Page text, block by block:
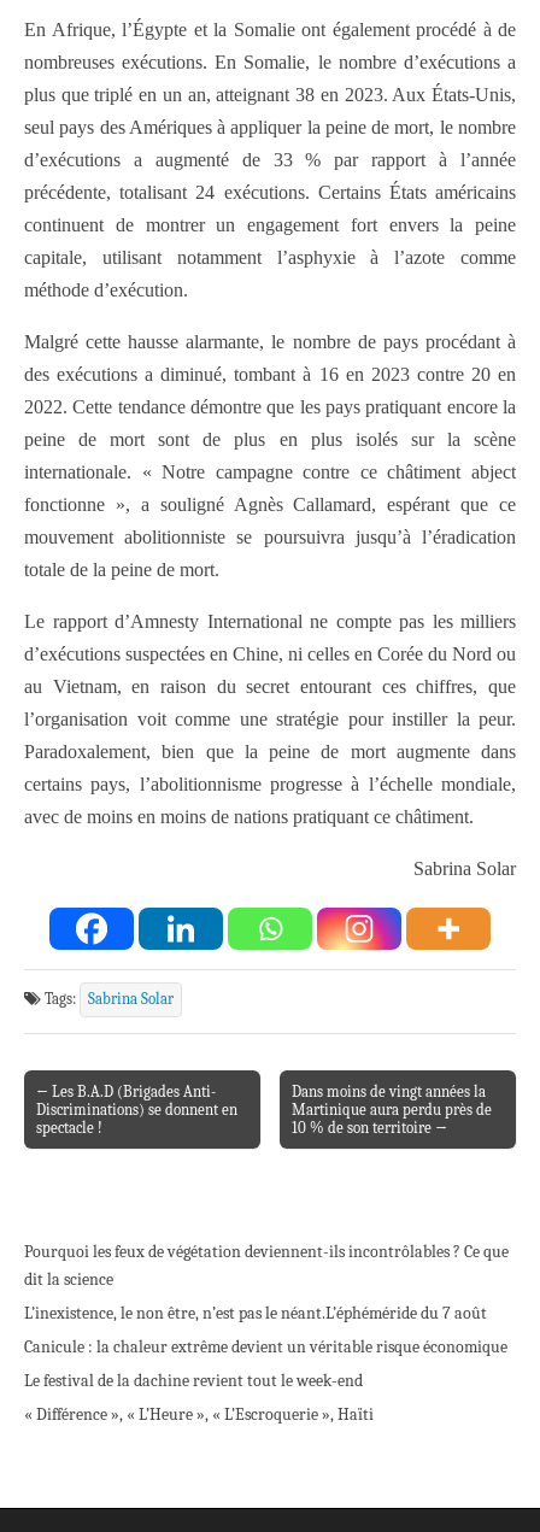
En Afrique, l’Égypte et la Somalie ont également procédé à de
nombreuses exécutions. En Somalie, le nombre d’exécutions a
plus que triplé en un an, atteignant 38 en 2023. Aux États-Unis,
seul pays des Amériques à appliquer la peine de mort, le nombre
d’exécutions a augmenté de 33 % par rapport à l’année
précédente, totalisant 24 exécutions. Certains États américains
continuent de montrer un engagement fort envers la peine
capitale, utilisant notamment l’asphyxie à l’azote comme
méthode d’exécution.
Malgré cette hausse alarmante, le nombre de pays procédant à
des exécutions a diminué, tombant à 16 en 2023 contre 20 en
2022. Cette tendance démontre que les pays pratiquant encore la
peine de mort sont de plus en plus isolés sur la scène
internationale. « Notre campagne contre ce châtiment abject
fonctionne », a souligné Agnès Callamard, espérant que ce
mouvement abolitionniste se poursuivra jusqu’à l’éradication
totale de la peine de mort.
Le rapport d’Amnesty International ne compte pas les milliers
d’exécutions suspectées en Chine, ni celles en Corée du Nord ou
au Vietnam, en raison du secret entourant ces chiffres, que
l’organisation voit comme une stratégie pour instiller la peur.
Paradoxalement, bien que la peine de mort augmente dans
certains pays, l’abolitionnisme progresse à l’échelle mondiale,
avec de moins en moins de nations pratiquant ce châtiment.
Sabrina Solar
Tags: Sabrina Solar
Post navigation
← Les B.A.D (Brigades Anti-
Discriminations) se donnent en
spectacle !
Dans moins de vingt années la
Martinique aura perdu près de
10 % de son territoire →
Pourquoi les feux de végétation deviennent-ils incontrôlables ? Ce que
dit la science
L’inexistence, le non être, n’est pas le néant.L’éphéméride du 7 août
Canicule : la chaleur extrême devient un véritable risque économique
Le festival de la dachine revient tout le week-end
« Différence », « L’Heure », « L’Escroquerie », Haïti